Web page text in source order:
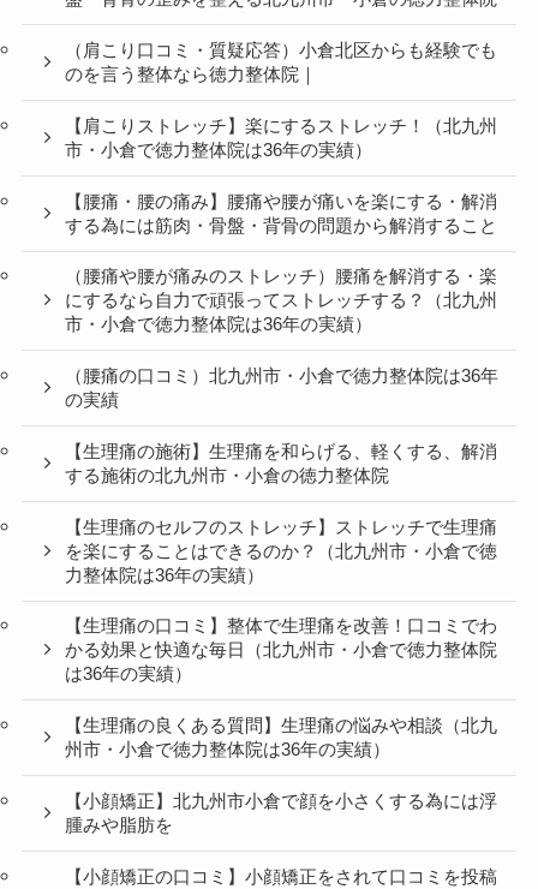
（肩こり口コミ・質疑応答）小倉北区からも経験でも
のを言う整体なら徳力整体院｜
【肩こりストレッチ】楽にするストレッチ！（北九州
市・小倉で徳力整体院は36年の実績）
【腰痛・腰の痛み】腰痛や腰が痛いを楽にする・解消
する為には筋肉・骨盤・背骨の問題から解消すること
（腰痛や腰が痛みのストレッチ）腰痛を解消する・楽
にするなら自力で頑張ってストレッチする？（北九州
市・小倉で徳力整体院は36年の実績）
（腰痛の口コミ）北九州市・小倉で徳力整体院は36年
の実績
【生理痛の施術】生理痛を和らげる、軽くする、解消
する施術の北九州市・小倉の徳力整体院
【生理痛のセルフのストレッチ】ストレッチで生理痛
を楽にすることはできるのか？（北九州市・小倉で徳
力整体院は36年の実績）
【生理痛の口コミ】整体で生理痛を改善！口コミでわ
かる効果と快適な毎日（北九州市・小倉で徳力整体院
は36年の実績）
【生理痛の良くある質問】生理痛の悩みや相談（北九
州市・小倉で徳力整体院は36年の実績）
【小顔矯正】北九州市小倉で顔を小さくする為には浮
腫みや脂肪を
【小顔矯正の口コミ】小顔矯正をされて口コミを投稿